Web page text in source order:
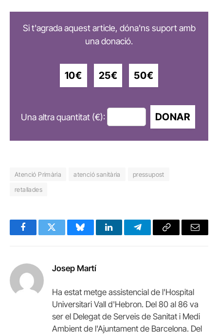
Si t'agrada aquest article, dóna'ns suport amb
una donació.
10€ 25€ 50€
Una altra quantitat (€): DONAR
Atenció Primària atenció sanitària
pressupost
retallades
FacebookTwitter BlueskyLinkedInTelegramCopy
Email
Josep Martí
Ha estat metge assistencial de l'Hospital
Universitari Vall d'Hebron. Del 80 al 86 va
ser el Delegat de Serveis de Sanitat i Medi
Ambient de l'Ajuntament de Barcelona. Del